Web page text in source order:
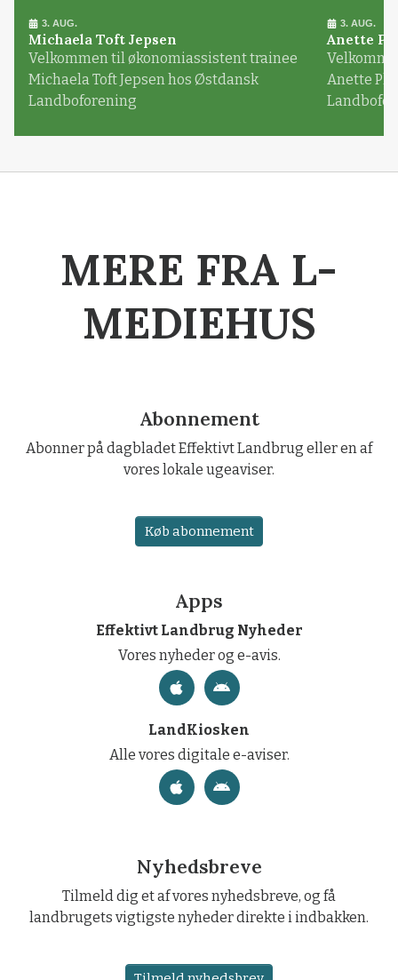
3. AUG.
Michaela Toft Jepsen
Velkommen til økonomiassistent trainee
Michaela Toft Jepsen hos Østdansk
Landboforening
3. AUG.
Anette
Anette
MERE FRA L-
MEDIEHUS
Abonnement
Abonner på dagbladet Effektivt Landbrug eller en af
vores lokale ugeaviser.
Køb abonnement
Apps
Effektivt Landbrug Nyheder
Vores nyheder og e-avis.
LandKiosken
Alle vores digitale e-aviser.
Nyhedsbreve
Tilmeld dig et af vores nyhedsbreve, og få
landbrugets vigtigste nyheder direkte i indbakken.